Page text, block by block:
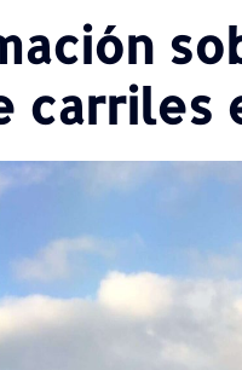
carriles